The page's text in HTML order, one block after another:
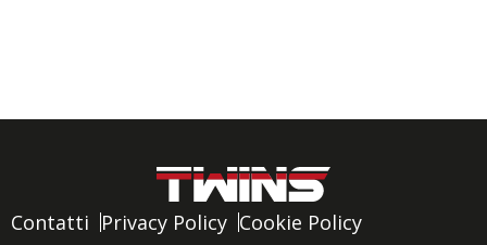
Contatti Privacy Policy Cookie Policy